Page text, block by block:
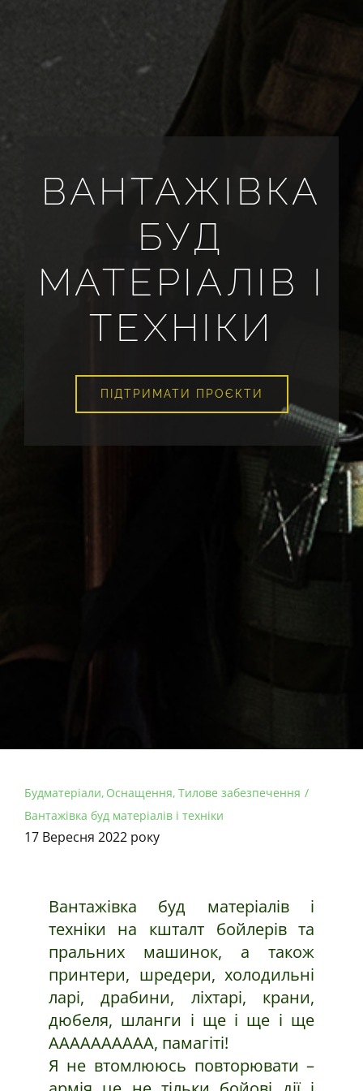
ВАНТАЖІВКА
БУД
МАТЕРІАЛІВ І
ТЕХНІКИ
ПІДТРИМАТИ ПРОЄКТИ
Будматеріали Оснащення Тилове забезпечення
Вантажівка буд матеріалів і техніки
17 Вересня 2022 року
Вантажівка буд матеріалів і
техніки на кшталт бойлерів та
пральних машинок, а також
принтери, шредери, холодильні
ларі, драбини, ліхтарі, крани,
дюбеля, шланги і ще і ще і ще
АААААААААА, памагіті!
Я не втомлююсь повторювати –